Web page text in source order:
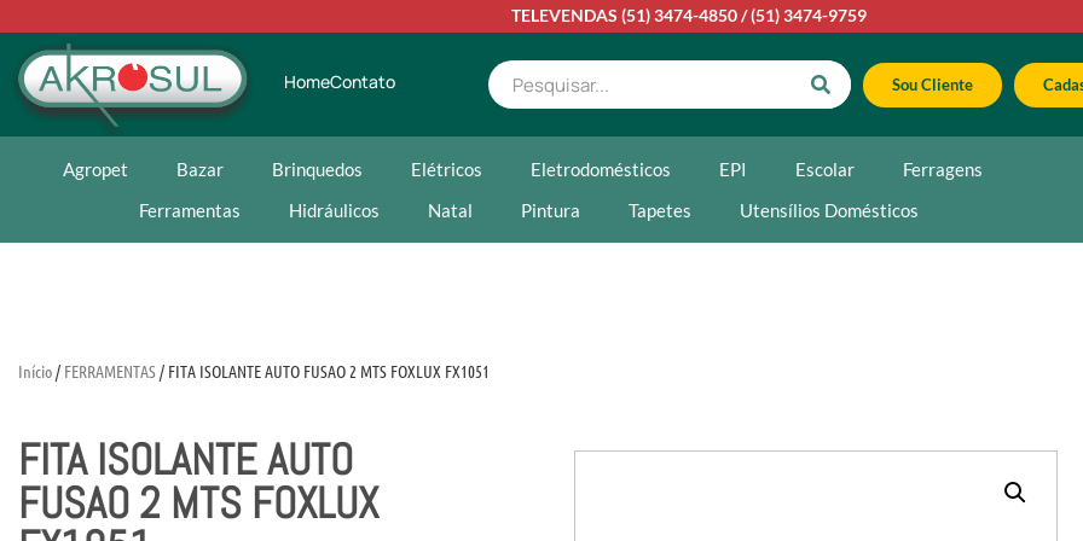
TELEVENDAS (51) 3474-4850/(51) 3474-9759
HomeContato Sou Cliente
Agropet Bazar Brinquedos Elétricos Eletrodomésticos EPI Escolar
Ferragens
Ferramentas
Hidráulicos Natal Pintura Tapetes Utensílios Domésticos
Início/ FERRAMENTAS/ FITA ISOLANTE AUTO FUSAO 2 MTS FOXLUX FX1051
FITA ISOLANTE AUTO
FUSAO 2 MTS FOXLUX